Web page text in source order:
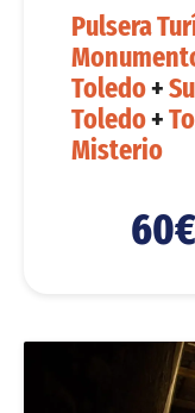
Pulsera
Toledo+
Toledo+
Misterio